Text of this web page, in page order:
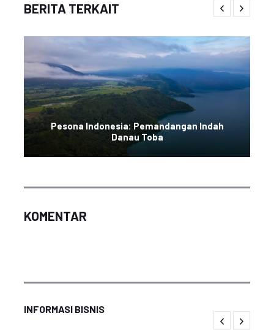
BERITA TERKAIT
Pesona Indonesia: Pemandangan Indah
Danau Toba
KOMENTAR
INFORMASI BISNIS